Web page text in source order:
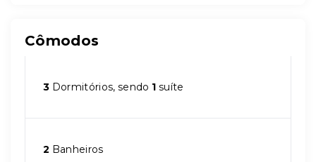
Cômodos
3 Dormitórios, sendo 1 suíte
2 Banheiros